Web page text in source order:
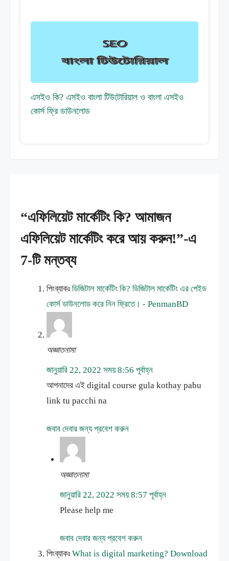
এসইও কি? এসইও বাংলা টিউটোরিয়াল ও বাংলা এসইও
কোর্স ফ্রি ডাউনলোড
“এফিলিয়েট মার্কেটিং কি? আমাজন
এফিলিয়েট মার্কেটিং করে আয় করুন!”-এ
7-টি মন্তব্য
পিংব্যাকঃ ডিজিটাল মার্কেটিং কি? ডিজিটাল মার্কেটিং এর পেইড
কোর্স ডাউনলোড করে নিন ফ্রিতে। - PenmanBD
অজ্ঞাতনামা
জানুয়ারি 22, 2022 সময় 8:56 পূর্বাহ্ন
আপনাদের এই digital course gula kothay pabu
link tu pacchi na
জবাব দেবার জন্য প্রবেশ করুন
অজ্ঞাতনামা
জানুয়ারি 22, 2022 সময় 8:57 পূর্বাহ্ন
Please help me
জবাব দেবার জন্য প্রবেশ করুন
পিংব্যাকঃ What is digital marketing? Download